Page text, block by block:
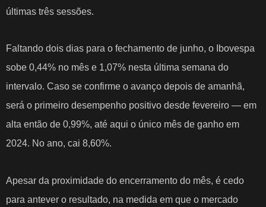
últimas três sessões.
Faltando dois dias para o fechamento de junho, o Ibovespa
sobe 0,44% no mês e 1,07% nesta última semana do
intervalo. Caso se confirme o avanço depois de amanhã,
será o primeiro desempenho positivo desde fevereiro — em
alta então de 0,99%, até aqui o único mês de ganho em
2024. No ano, cai 8,60%.
Apesar da proximidade do encerramento do mês, é cedo
para antever o resultado, na medida em que o mercado